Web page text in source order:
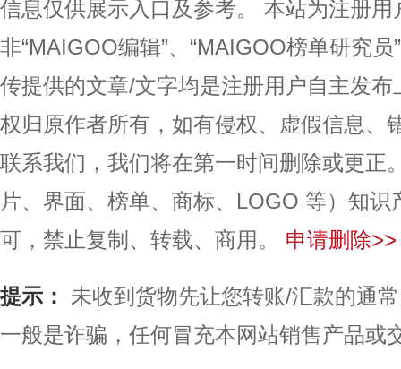
信息仅供展示入口及参考。
本站为注册用
非“MAIGOO编辑”、“MAIGOO榜单研究
传提供的文章/文字均是注册用户自主发
权归原作者所有，如有侵权、虚假信息、
联系我们，我们将在第一时间删除或更正
片、界面、榜单、商标、LOGO 等）知
可，禁止复制、转载、商用。
申请删除>>
提示：
未收到货物先让您转账/汇款的通
一般是诈骗，任何冒充本网站销售产品或